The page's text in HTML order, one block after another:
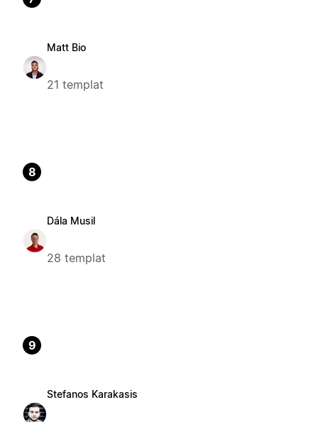
Matt Bio
21 templat
8
Dála Musil
28 templat
9
Stefanos Karakasis